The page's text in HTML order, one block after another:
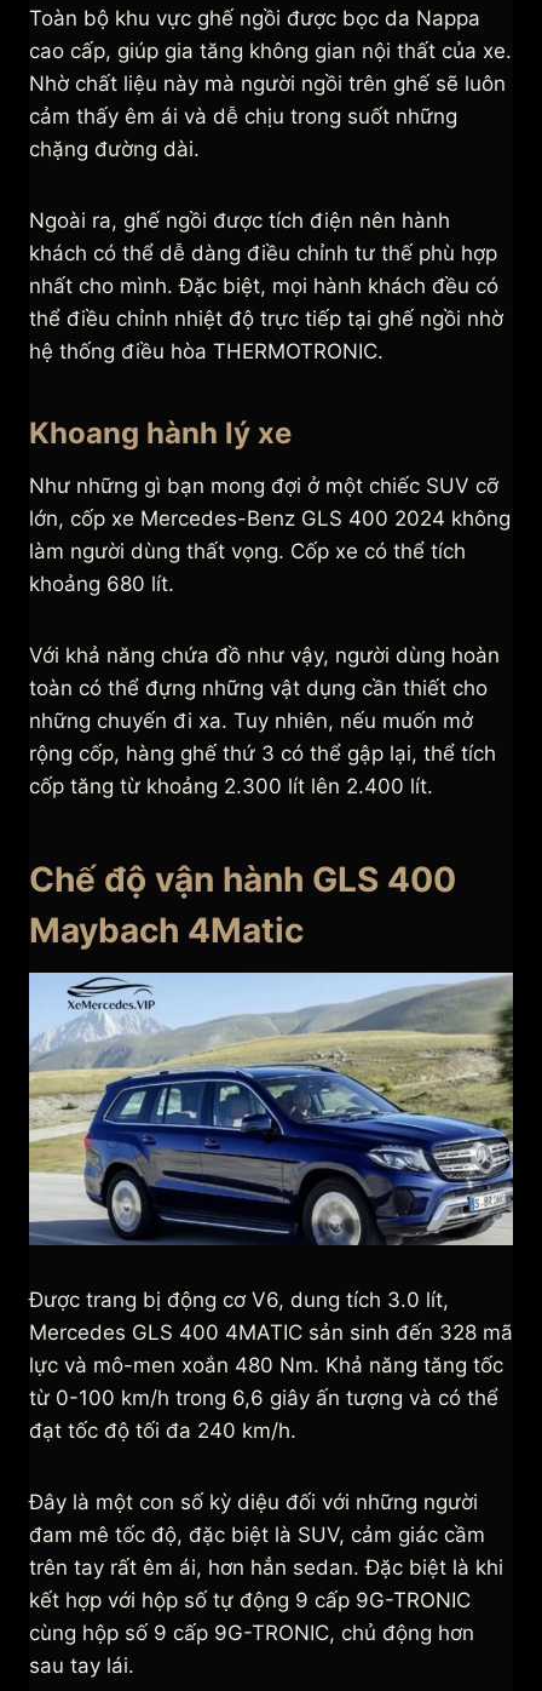
Toàn bộ khu vực ghế ngồi được bọc da Nappa
cao cấp, giúp gia tăng không gian nội thất của xe.
Nhờ chất liệu này mà người ngồi trên ghế sẽ luôn
cảm thấy êm ái và dễ chịu trong suốt những
chặng đường dài.
Ngoài ra, ghế ngồi được tích điện nên hành
khách có thể dễ dàng điều chỉnh tư thế phù hợp
nhất cho mình. Đặc biệt, mọi hành khách đều có
thể điều chỉnh nhiệt độ trực tiếp tại ghế ngồi nhờ
hệ thống điều hòa THERMOTRONIC.
Khoang hành lý xe
Như những gì bạn mong đợi ở một chiếc SUV cỡ
lớn, cốp xe Mercedes-Benz GLS 400 2024 không
làm người dùng thất vọng. Cốp xe có thể tích
khoảng 680 lít.
Với khả năng chứa đồ như vậy, người dùng hoàn
toàn có thể đựng những vật dụng cần thiết cho
những chuyến đi xa. Tuy nhiên, nếu muốn mở
rộng cốp, hàng ghế thứ 3 có thể gập lại, thể tích
cốp tăng từ khoảng 2.300 lít lên 2.400 lít.
Chế độ vận hành GLS 400
Maybach 4Matic
Được trang bị động cơ V6, dung tích 3.0 lít,
Mercedes GLS 400 4MATIC sản sinh đến 328 mã
lực và mô-men xoắn 480 Nm. Khả năng tăng tốc
từ 0-100 km/h trong 6,6 giây ấn tượng và có thể
đạt tốc độ tối đa 240 km/h.
Đây là một con số kỳ diệu đối với những người
đam mê tốc độ, đặc biệt là SUV, cảm giác cầm
trên tay rất êm ái, hơn hẳn sedan. Đặc biệt là khi
kết hợp với hộp số tự động 9 cấp 9G-TRONIC
cùng hộp số 9 cấp 9G-TRONIC, chủ động hơn
sau tay lái.